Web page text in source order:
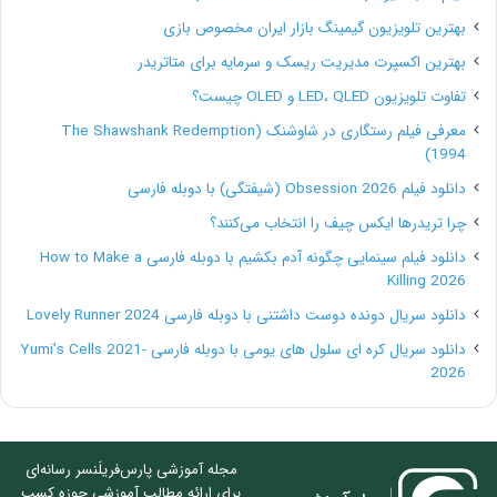
۵. کمبود سرمایه گذاری یکی دیگر از مشکلات مشاغل خانگی
است. در اغلب موارد مشاغل خانگی یا سرمایه بسیار کمی
برای شروع دارند و بدون هیچ کمکی باید کسب و کار خود را
شروع کنند.
۶. در حالی که ممکن است مشمول پرداخت مالیات کمتری
شوید اما گاهی قوانین مالیاتی بر سر راه شما وجود دارد که
شاید باعث ایجاد مشکل در سر راه کسب و کار شما شود. به
هر حال باید از قوانین مالیاتی پیروی کرده تا بتوانید کسب و
حال که با اولین تعریف از انواع مشاغل خانگی آشنا شدیم و
بهترین تلویزیون گیمینگ بازار ایران مخصوص بازی
بهترین اکسپرت مدیریت ریسک و سرمایه برای متاتریدر
تفاوت تلویزیون LED، QLED و OLED چیست؟
معرفی فیلم رستگاری در شاوشنک (The Shawshank Redemption
1994)
دانلود فیلم Obsession 2026 (شیفتگی) با دوبله فارسی
چرا تریدرها ایکس چیف را انتخاب می‌کنند؟
دانلود فیلم سینمایی چگونه آدم بکشیم با دوبله فارسی How to Make a
Killing 2026
دانلود سریال دونده دوست داشتنی با دوبله فارسی Lovely Runner 2024
دانلود سریال کره ای سلول های یومی با دوبله فارسی Yumi’s Cells 2021-
2026
مجله آموزشی پارس‌فریلَنسر رسانه‌ای